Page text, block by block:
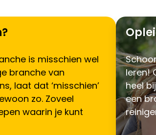
is misschien wel
branche van
laat dat ‘misschien’
zo. Zoveel
waarin je kunt
leren!
heel
een